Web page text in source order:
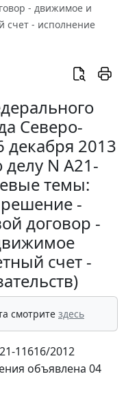
- движимое и
счет - исполнение
Северо-
декабря 2013
N А21-
темы:
-
договор -
счет -
смотрите здесь
11616/2012
объявлена 04